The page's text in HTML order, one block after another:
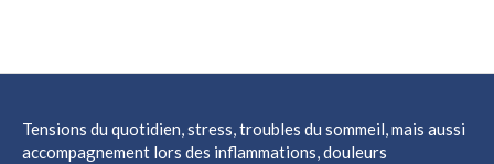
Tensions du quotidien, stress, troubles du sommeil, mais aussi
accompagnement lors des inflammations, douleurs